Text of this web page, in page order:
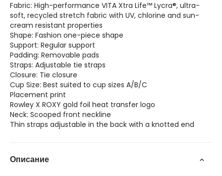
Fabric: High-performance VITA Xtra Life™ Lycra®, ultra-
soft, recycled stretch fabric with UV, chlorine and sun-
cream resistant properties
Shape: Fashion one-piece shape
Support: Regular support
Padding: Removable pads
Straps: Adjustable tie straps
Closure: Tie closure
Cup Size: Best suited to cup sizes A/B/C
Placement print
Rowley X ROXY gold foil heat transfer logo
Neck: Scooped front neckline
Thin straps adjustable in the back with a knotted end
Описание